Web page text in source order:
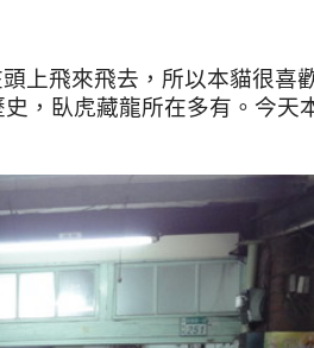
上飛來飛去，所以本貓很喜
，臥虎藏龍所在多有。今天